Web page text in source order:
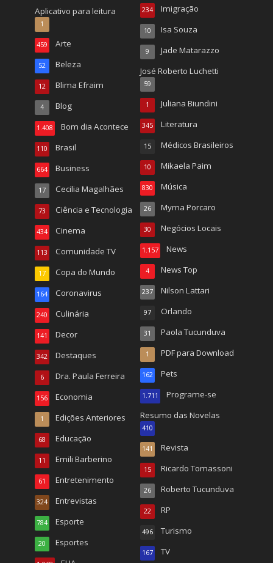
Aplicativo para leitura
1
Arte
459
Beleza
52
Blima Efraim
12
Blog
4
Bom dia Acontece
1.408
Brasil
110
Business
664
Cecilia Magalhães
17
Ciência e Tecnologia
73
Cinema
434
Comunidade TV
113
Copa do Mundo
17
Coronavirus
164
Culinária
240
Decor
141
Destaques
342
Dra. Paula Ferreira
6
Economia
156
Edições Anteriores
1
Educação
68
Emili Barberino
11
Entretenimento
61
Entrevistas
324
Esporte
784
Esportes
20
Imigração
234
Isa Souza
10
Jade Matarazzo
9
José Roberto Luchetti
59
Juliana Biundini
1
Literatura
345
Médicos Brasileiros
15
Mikaela Paim
10
Música
830
Myrna Porcaro
26
Negócios Locais
30
News
1.157
News Top
4
Nilson Lattari
237
Orlando
97
Paola Tucunduva
31
PDF para Download
1
Pets
162
Programe-se
1.711
Resumo das Novelas
410
Revista
141
Ricardo Tomassoni
15
Roberto Tucunduva
26
RP
22
Turismo
496
TV
167